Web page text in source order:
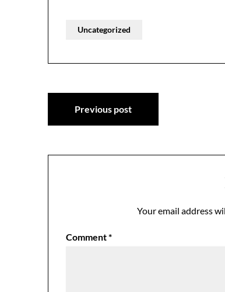
Uncategorized
Post
navigation
Previous post
Your email address
Comment*